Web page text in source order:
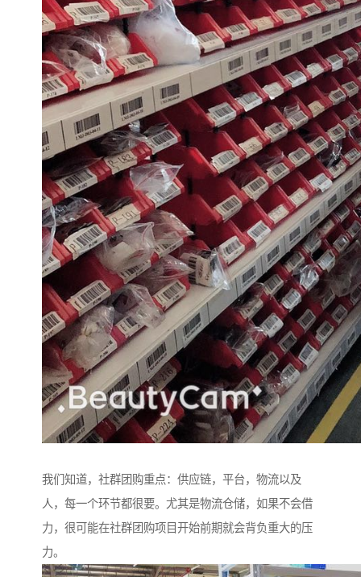
我们知道，社群团购重点：供应链，平台，物流以及
人，每一个环节都很要。尤其是物流仓储，如果不会借
力，很可能在社群团购项目开始前期就会背负重大的压
力。